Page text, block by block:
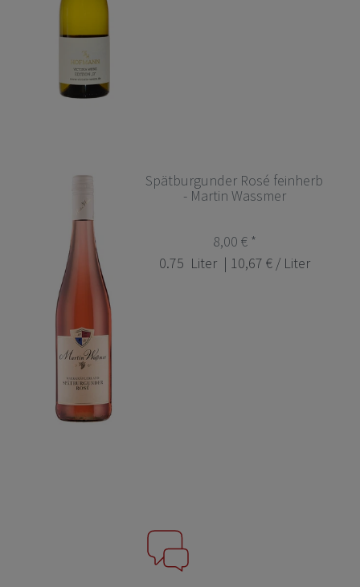
Spätburgunder Rosé feinherb
- Martin Wassmer
8,00 € *
0.75 Liter | 10,67 € / Liter